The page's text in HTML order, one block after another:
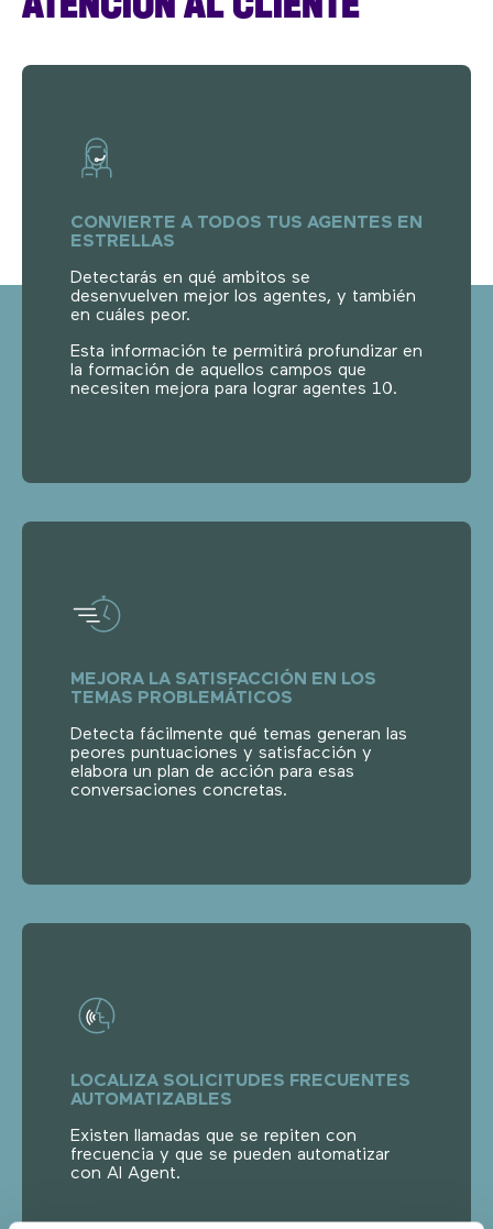
CONVIERTE A TODOS TUS AGENTES EN
ESTRELLAS
Detectarás en qué ambitos se
desenvuelven mejor los agentes, y también
en cuáles peor.
Esta información te permitirá profundizar en
la formación de aquellos campos que
necesiten mejora para lograr agentes 10.
MEJORA LA SATISFACCIÓN EN LOS
TEMAS PROBLEMÁTICOS
Detecta fácilmente qué temas generan las
peores puntuaciones y satisfacción y
elabora un plan de acción para esas
conversaciones concretas.
LOCALIZA SOLICITUDES FRECUENTES
AUTOMATIZABLES
Existen llamadas que se repiten con
frecuencia y que se pueden automatizar
con AI Agent.